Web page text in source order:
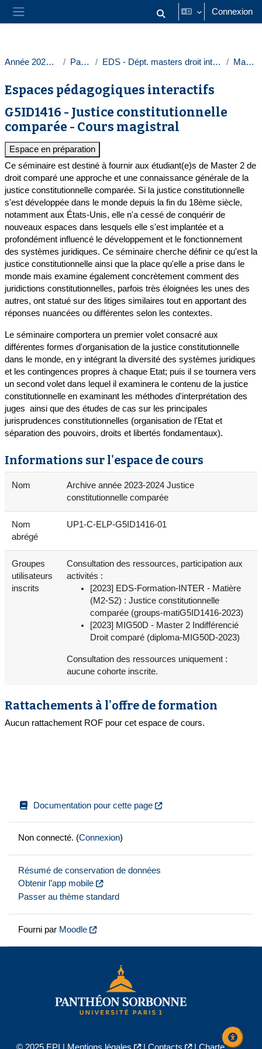
Passer au contenu principal
Panneau latéral Activer/désactiver la saisie
Connexion
Année 2023-2024 Paris 1 EDS - Dépt. masters droit intern. europ. Masters
Espaces pédagogiques interactifs
G5ID1416 - Justice constitutionnelle
comparée - Cours magistral
Espace en préparation
Ce séminaire est destiné à fournir aux étudiant(e)s de Master 2 de
droit comparé une approche et une connaissance générale de la
justice constitutionnelle comparée. Si la justice constitutionnelle
s'est développée dans le monde depuis la fin du 18ème siècle,
notamment aux États-Unis, elle n'a cessé de conquérir de
nouveaux espaces dans lesquels elle s'est implantée et a
profondément influencé le développement et le fonctionnement
des systèmes juridiques. Ce séminaire cherche définir ce qu'est la
justice constitutionnelle ainsi que la place qu'elle a prise dans le
monde mais examine également concrètement comment des
juridictions constitutionnelles, parfois très éloignées les unes des
autres, ont statué sur des litiges similaires tout en apportant des
réponses nuancées ou différentes selon les contextes.
Le séminaire comportera un premier volet consacré aux
différentes formes d'organisation de la justice constitutionnelle
dans le monde, en y intégrant la diversité des systèmes juridiques
et les contingences propres à chaque Etat; puis il se tournera vers
un second volet dans lequel il examinera le contenu de la justice
constitutionnelle en examinant les méthodes d'interprétation des
juges ainsi que des études de cas sur les principales
jurisprudences constitutionnelles (organisation de l'Etat et
séparation des pouvoirs, droits et libertés fondamentaux).
Informations sur l'espace de cours
Nom
Archive année 2023-2024 Justice
constitutionnelle comparée
Nom
abrégé
UP1-C-ELP-G5ID1416-01
Groupes
utilisateurs
inscrits
Consultation des ressources, participation aux
activités :
[2023] EDS-Formation-INTER - Matière
(M2-S2) : Justice constitutionnelle
comparée (groups-matiG5ID1416-2023)
[2023] MIG50D - Master 2 Indifférencié
Droit comparé (diploma-MIG50D-2023)
Consultation des ressources uniquement :
aucune cohorte inscrite.
Rattachements à l'offre de formation
Aucun rattachement ROF pour cet espace de cours.
Documentation pour cette page
Non connecté. (Connexion)
Résumé de conservation de données
Obtenir l’app mobile
Passer au thème standard
Fourni par Moodle